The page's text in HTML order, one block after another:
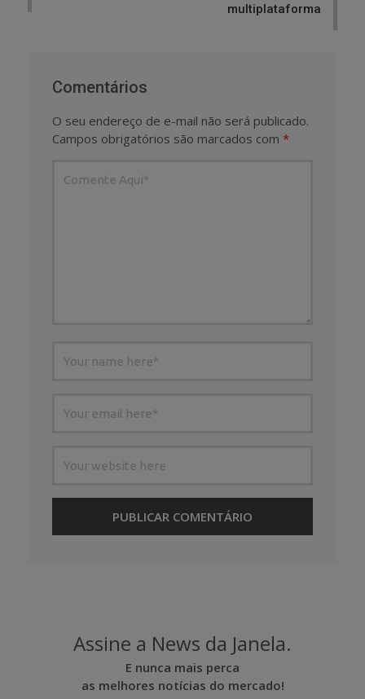
multiplataforma
Comentários
O seu endereço de e-mail não será publicado.
Campos obrigatórios são marcados com *
Assine a News da Janela.
E nunca mais perca
as melhores notícias do mercado!